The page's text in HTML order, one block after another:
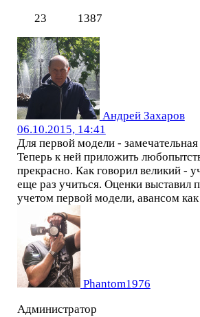
23 1387
Андрей Захаров
06.10.2015, 14:41
Для первой модели - замечательная
Теперь к ней приложить
прекрасно. Как говорил великий -
еще раз учиться. Оценки выставил
учетом первой модели, авансом как
Phantom1976
Администратор